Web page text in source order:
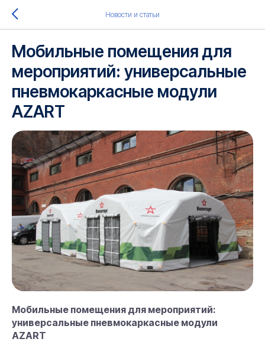
Новости и статьи
Мобильные помещения для
мероприятий: универсальные
пневмокаркасные модули
AZART
Мобильные помещения для мероприятий:
универсальные пневмокаркасные модули
AZART